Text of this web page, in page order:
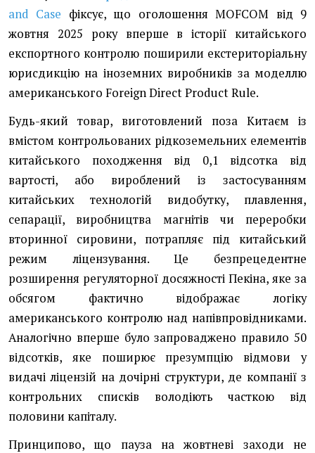
and Case фіксує, що оголошення MOFCOM від 9
жовтня 2025 року вперше в історії китайського
експортного контролю поширили екстериторіальну
юрисдикцію на іноземних виробників за моделлю
американського Foreign Direct Product Rule.
Будь-який товар, виготовлений поза Китаєм із
вмістом контрольованих рідкоземельних елементів
китайського походження від 0,1 відсотка від
вартості, або вироблений із застосуванням
китайських технологій видобутку, плавлення,
сепарації, виробництва магнітів чи переробки
вторинної сировини, потрапляє під китайський
режим ліцензування. Це безпрецедентне
розширення регуляторної досяжності Пекіна, яке за
обсягом фактично відображає логіку
американського контролю над напівпровідниками.
Аналогічно вперше було запроваджено правило 50
відсотків, яке поширює презумпцію відмови у
видачі ліцензій на дочірні структури, де компанії з
контрольних списків володіють часткою від
половини капіталу.
Принципово, що пауза на жовтневі заходи не